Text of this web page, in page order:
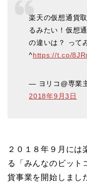
楽天の仮想通貨
るみたい！仮想
の違いは？ って
^https://t.co/
— ヨリコ@専業
2018年9月3日
２０１８年９月には
る「みんなのビット
貨事業を開始しまし